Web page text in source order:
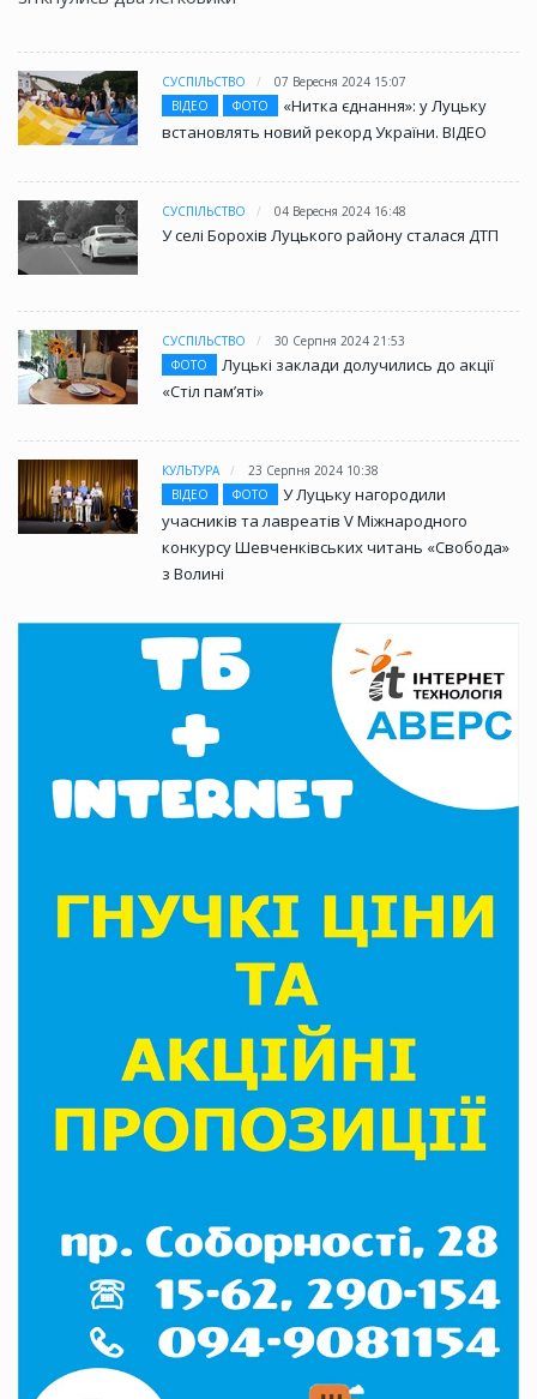
СУСПІЛЬСТВО
07 Вересня 2024 15:07
ВІДЕО
ФОТО
«Нитка єднання»: у Луцьку
встановлять новий рекорд України. ВІДЕО
СУСПІЛЬСТВО 04 Вересня 2024 16:48
У селі Борохів Луцького району сталася ДТП
СУСПІЛЬСТВО
30 Серпня 2024 21:53
ФОТО
Луцькі заклади долучились до акції
«Стіл памʼяті»
КУЛЬТУРА
23 Серпня 2024 10:38
ВІДЕО
ФОТО
У Луцьку нагородили
учасників та лавреатів V Міжнародного
конкурсу Шевченківських читань «Свобода»
з Волині